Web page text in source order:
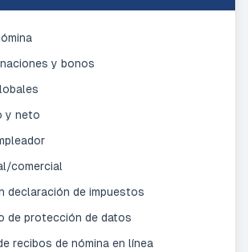
y bonos
y neto
comercial
declaración de impuestos
de protección de datos
recibos de nómina en línea